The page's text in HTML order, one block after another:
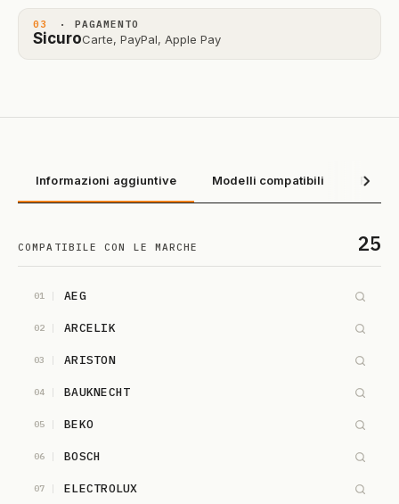
03 · PAGAMENTO
SicuroCarte, PayPal, Apple Pay
Informazioni aggiuntive Modelli compatibili
COMPATIBILE CON LE MARCHE 25
01 AEG
02 ARCELIK
03 ARISTON
04 BAUKNECHT
05 BEKO
06 BOSCH
07 ELECTROLUX